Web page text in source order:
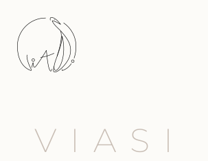
VIASI